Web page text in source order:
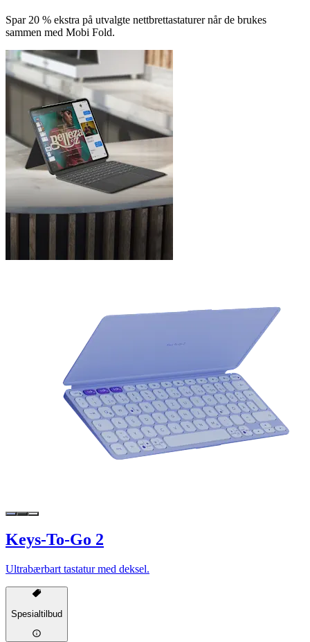
Spar 20 % ekstra på utvalgte nettbrettastaturer når de brukes
sammen med Mobi Fold.
Keys-To-Go 2
Ultrabærbart tastatur med deksel.
Spesialtilbud